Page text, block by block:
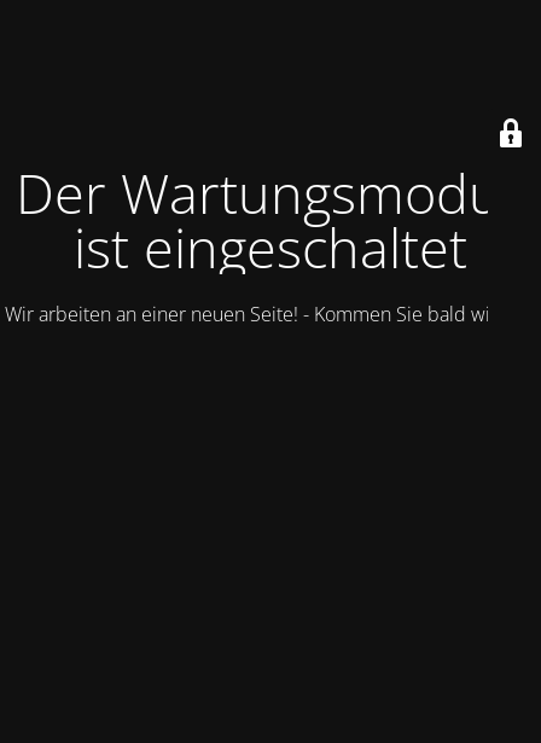
Der Wartungsmodus
ist eingeschaltet
Wir arbeiten an einer neuen Seite! - Kommen Sie bald wieder.